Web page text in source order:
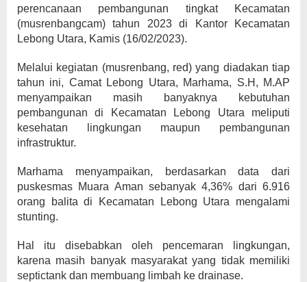
perencanaan pembangunan tingkat Kecamatan
(musrenbangcam) tahun 2023 di Kantor Kecamatan
Lebong Utara, Kamis (16/02/2023).
Melalui kegiatan (musrenbang, red) yang diadakan tiap
tahun ini, Camat Lebong Utara, Marhama, S.H, M.AP
menyampaikan masih banyaknya kebutuhan
pembangunan di Kecamatan Lebong Utara meliputi
kesehatan lingkungan maupun pembangunan
infrastruktur.
Marhama menyampaikan, berdasarkan data dari
puskesmas Muara Aman sebanyak 4,36% dari 6.916
orang balita di Kecamatan Lebong Utara mengalami
stunting.
Hal itu disebabkan oleh pencemaran lingkungan,
karena masih banyak masyarakat yang tidak memiliki
septictank dan membuang limbah ke drainase.